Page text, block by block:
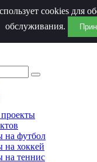
на футбол
на хоккей
на теннис
cookies для
обслуживания.